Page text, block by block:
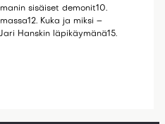
sisäiset demonit10.
Kuka ja miksi –
Hanskin läpikäymänä15.